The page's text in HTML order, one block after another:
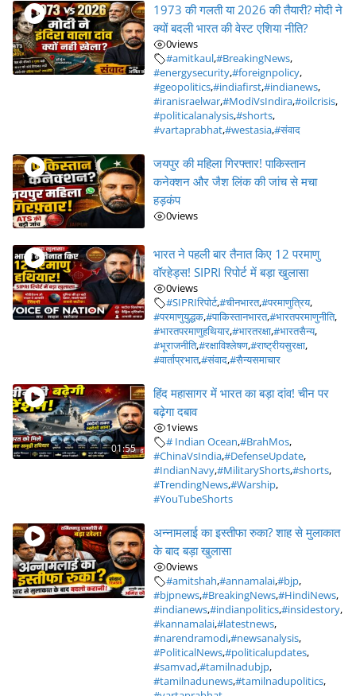
1973 की गलती या 2026 की तैयारी? मोदी ने
क्यों बदली भारत की वेस्ट एशिया नीति?
0views
#amitkaul,#BreakingNews,
#energysecurity,#foreignpolicy,
#geopolitics,#indiafirst,#indianews,
#iranisraelwar,#ModiVsIndira,#oilcrisis,
#politicalanalysis,#shorts,
#vartaprabhat,#westasia,#संवाद
जयपुर की महिला गिरफ्तार! पाकिस्तान
कनेक्शन और जैश लिंक की जांच से मचा
हड़कंप
0views
भारत ने पहली बार तैनात किए 12 परमाणु
वॉरहेड्स! SIPRI रिपोर्ट में बड़ा खुलासा
0views
#SIPRIरिपोर्ट,#चीनभारत,#परमाणुत्रिय,
#परमाणुयुद्धक,#पाकिस्तानभारत,#भारतपरमाणुनीति,
#भारतपरमाणुहथियार,#भारतरक्षा,#भारतसैन्य,
#भूराजनीति,#रक्षाविश्लेषण,#राष्ट्रीयसुरक्षा,
#वार्ताप्रभात,#संवाद,#सैन्यसमाचार
01:55
हिंद महासागर में भारत का बड़ा दांव! चीन पर
बढ़ेगा दबाव
1views
# Indian Ocean,#BrahMos,
#ChinaVsIndia,#DefenseUpdate,
#IndianNavy,#MilitaryShorts,#shorts,
#TrendingNews,#Warship,
#YouTubeShorts
अन्नामलाई का इस्तीफा रुका? शाह से मुलाकात
के बाद बड़ा खुलासा
0views
#amitshah,#annamalai,#bjp,
#bjpnews,#BreakingNews,#HindiNews,
#indianews,#indianpolitics,#insidestory,
#kannamalai,#latestnews,
#narendramodi,#newsanalysis,
#PoliticalNews,#politicalupdates,
#samvad,#tamilnadubjp,
#tamilnadunews,#tamilnadupolitics,